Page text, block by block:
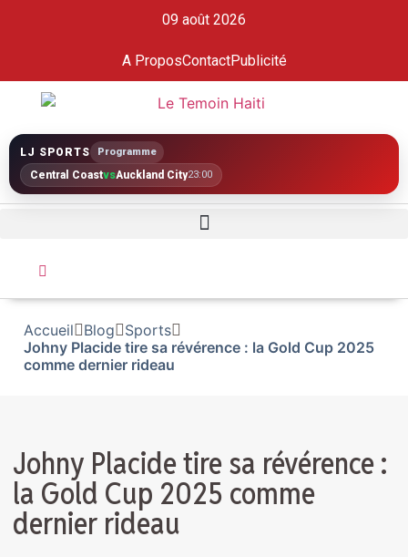
09 août 2026
A ProposContactPublicité
LJ SPORTS Programme
Central CoastvsAuckland City23:00
Accueil Blog
Sports
Johny Placide tire sa révérence : la Gold Cup 2025
comme dernier rideau
Johny Placide tire sa révérence :
la Gold Cup 2025 comme
dernier rideau